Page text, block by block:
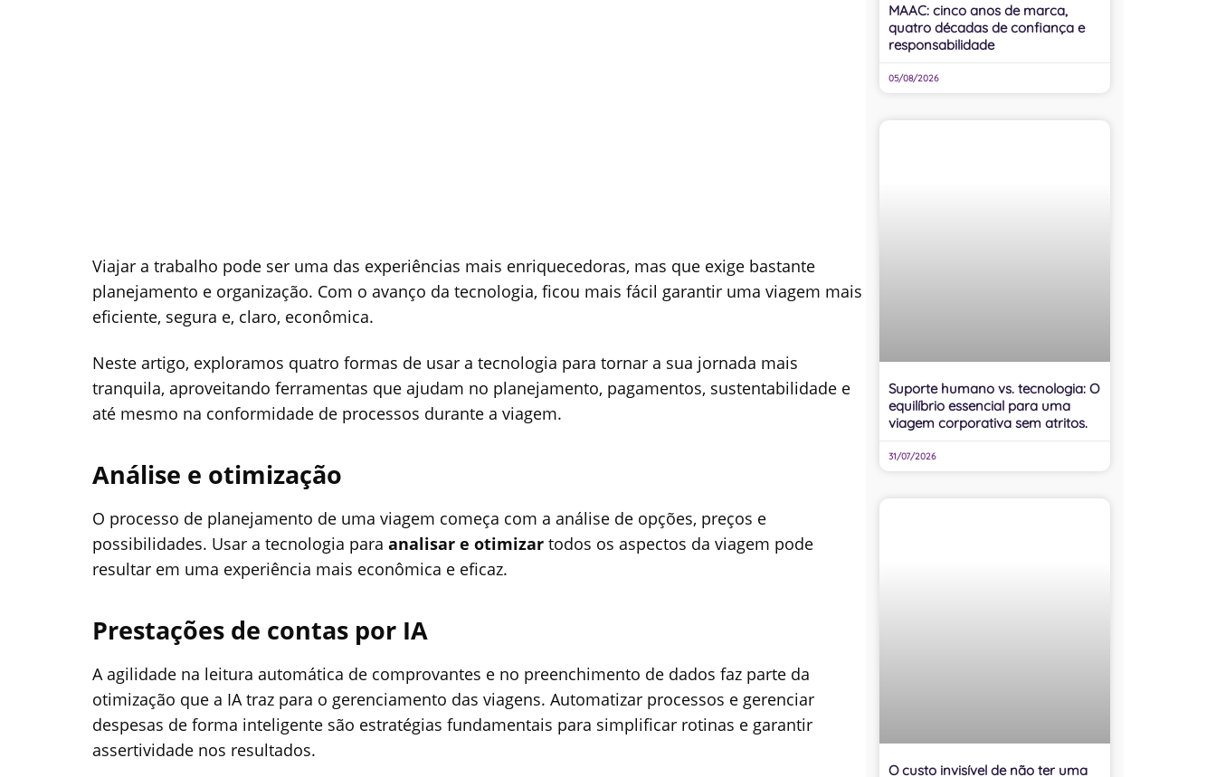
Viajar a trabalho pode ser uma das experiências mais enriquecedoras, mas que exige bastante
planejamento e organização. Com o avanço da tecnologia, ficou mais fácil garantir uma viagem mais
eficiente, segura e, claro, econômica.
Neste artigo, exploramos quatro formas de usar a tecnologia para tornar a sua jornada mais
tranquila, aproveitando ferramentas que ajudam no planejamento, pagamentos, sustentabilidade e
até mesmo na conformidade de processos durante a viagem.
Análise e otimização
O processo de planejamento de uma viagem começa com a análise de opções, preços e
possibilidades. Usar a tecnologia para analisar e otimizar todos os aspectos da viagem pode
resultar em uma experiência mais econômica e eficaz.
Prestações de contas por IA
A agilidade na leitura automática de comprovantes e no preenchimento de dados faz parte da
otimização que a IA traz para o gerenciamento das viagens. Automatizar processos e gerenciar
despesas de forma inteligente são estratégias fundamentais para simplificar rotinas e garantir
assertividade nos resultados.
MAAC: cinco anos de marca,
quatro décadas de confiança e
responsabilidade
05/08/2026
Suporte humano vs. tecnologia: O
equilíbrio essencial para uma
viagem corporativa sem atritos.
31/07/2026
O custo invisível de não ter uma